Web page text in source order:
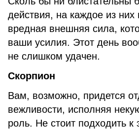
действия, на каждое из них
вредная внешняя сила,
ваши усилия. Этот день
не слишком удачен.
Скорпион
Вам, возможно, придется
вежливости, исполняя
роль. Не стоит подходить к